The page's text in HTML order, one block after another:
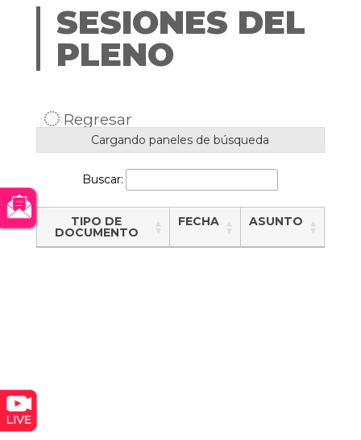
SESIONES DEL
PLENO
Regresar
Cargando paneles de búsqueda
Buscar:
TIPO DE
DOCUMENTO
FECHA ASUNTO